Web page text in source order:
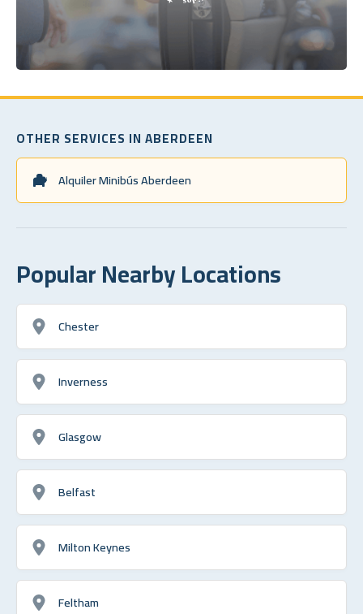
OTHER SERVICES IN ABERDEEN
Alquiler Minibús Aberdeen
Popular Nearby Locations
Chester
Inverness
Glasgow
Belfast
Milton Keynes
Feltham